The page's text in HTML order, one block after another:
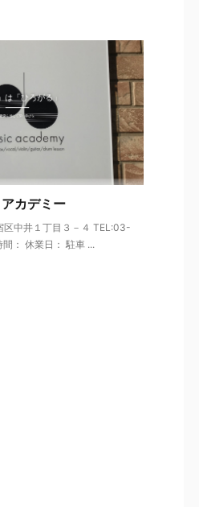
カデミー
中井１丁目３－４ TEL:03-
： 休業日： 駐車 ...